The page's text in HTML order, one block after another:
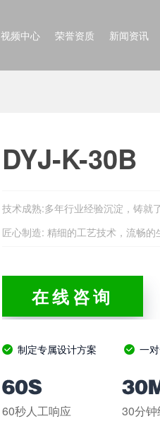
视频中心 荣誉资质 新闻资讯
DYJ-K-30B
技术成熟:多年行业经验沉淀，铸就
匠心制造: 精细的工艺技术，流畅
在线咨询
制定专属设计方案 一
60秒人工响应 30分